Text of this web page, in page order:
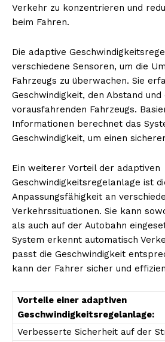
Verkehr zu konzentrieren und
beim Fahren.
Die adaptive
verschiedene Sensoren, um die
Fahrzeugs zu überwachen. Sie
Geschwindigkeit, den Abstand und
vorausfahrenden Fahrzeugs.
Informationen berechnet das
Geschwindigkeit, um einen
Ein weiterer Vorteil der adaptiven
Geschwindigkeitsregelanlage ist
Anpassungsfähigkeit an
Verkehrssituationen. Sie kann
als auch auf der Autobahn
System erkennt automatisch
passt die Geschwindigkeit
kann der Fahrer sicher und
Vorteile einer adaptiven
Geschwindigkeitsregelanlage:
Verbesserte Sicherheit auf der